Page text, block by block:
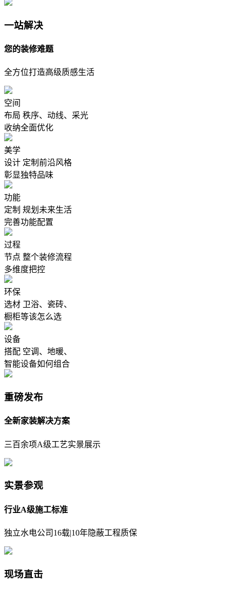
一站解决
您的装修难题
全方位打造高级质感生活
空间
布局 秩序、动线、采光
收纳全面优化
美学
设计 定制前沿风格
彰显独特品味
功能
定制 规划未来生活
完善功能配置
过程
节点 整个装修流程
多维度把控
环保
选材 卫浴、瓷砖、
橱柜等该怎么选
设备
搭配 空调、地暖、
智能设备如何组合
重磅发布
全新家装解决方案
三百余项A级工艺实景展示
实景参观
行业A级施工标准
独立水电公司16载|10年隐蔽工程质保
现场直击